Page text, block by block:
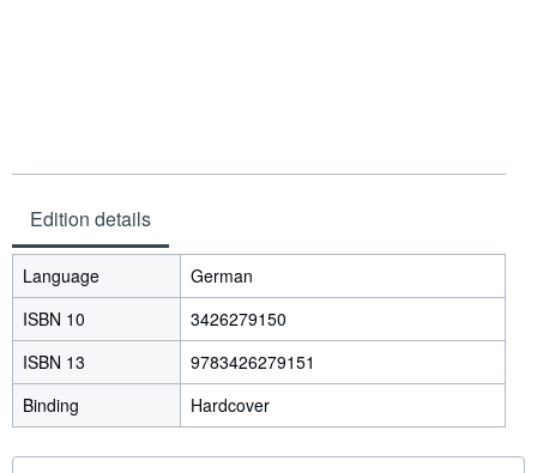
Edition details
Language
German
ISBN 10
3426279150
ISBN 13
9783426279151
Binding
Hardcover